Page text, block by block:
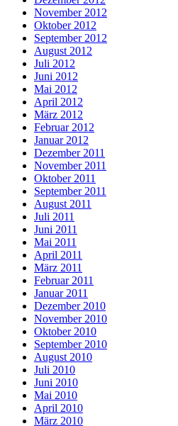
November 2012
Oktober 2012
September 2012
August 2012
Juli 2012
Juni 2012
Mai 2012
April 2012
März 2012
Februar 2012
Januar 2012
Dezember 2011
November 2011
Oktober 2011
September 2011
August 2011
Juli 2011
Juni 2011
Mai 2011
April 2011
März 2011
Februar 2011
Januar 2011
Dezember 2010
November 2010
Oktober 2010
September 2010
August 2010
Juli 2010
Juni 2010
Mai 2010
April 2010
März 2010